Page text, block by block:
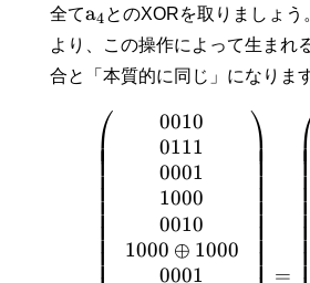
全てa4 とのXORを取りましょ
より、この操作によって生まれ
合と「本質的に同じ」になります
⎜⎜⎜⎜⎜⎜⎜⎜⎜⎜⎛ 0010
0111
0001
1000
0010
1000 ⊕ 1000
0001
⎟⎟⎟⎟⎟⎟⎟⎟⎟
⎟
⎞
= ⎜⎜⎜⎜⎜⎜⎜⎜⎜⎜